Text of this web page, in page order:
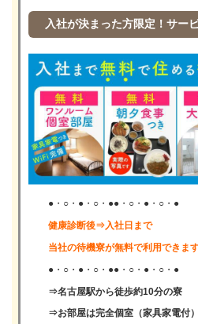
入社が決まった方限定！サー
●・○・●・○・●●・○・●・○・●
健康診断後⇒入社日まで
当社の待機寮が無料で利用できます
●・○・●・○・●●・○・●・○・●
⇒名古屋駅から徒歩約10分の寮
⇒お部屋は完全個室（家具家電付）